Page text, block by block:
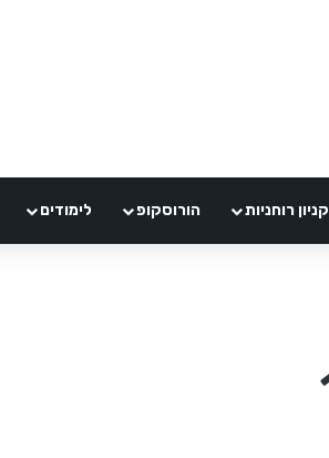
קניון רוחניות הורוסקופ לימודים